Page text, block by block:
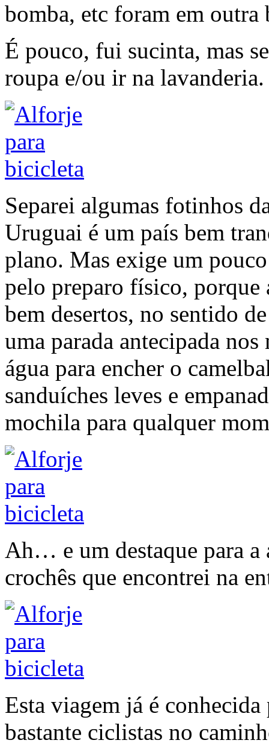
bomba, etc foram em outra
É pouco, fui sucinta, mas
roupa e/ou ir na
Separei algumas fotinhos
Uruguai é um país bem
plano. Mas exige um
pelo preparo físico, porque
bem desertos, no sentido
uma parada antecipada
água para encher o
sanduíches leves e
mochila para qualquer
Ah… e um destaque para a
crochês que encontrei na
Esta viagem já é
bastante ciclistas no